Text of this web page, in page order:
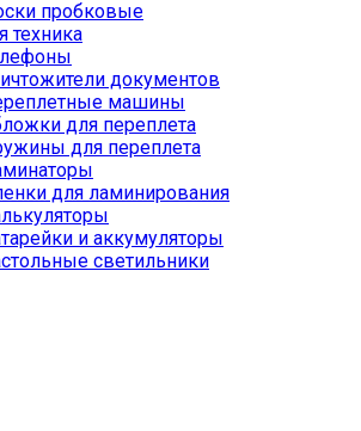
пробковые
техника
документов
машины
для переплета
для переплета
для ламинирования
и аккумуляторы
светильники